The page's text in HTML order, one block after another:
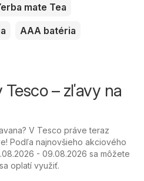
mate Tea
AAA batéria
Tesco – zľavy na
V Tesco práve teraz
Podľa najnovšieho akciového
- 09.08.2026 sa môžete
oplatí využiť.